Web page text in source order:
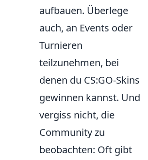
aufbauen. Überlege
auch, an Events oder
Turnieren
teilzunehmen, bei
denen du CS:GO-Skins
gewinnen kannst. Und
vergiss nicht, die
Community zu
beobachten: Oft gibt